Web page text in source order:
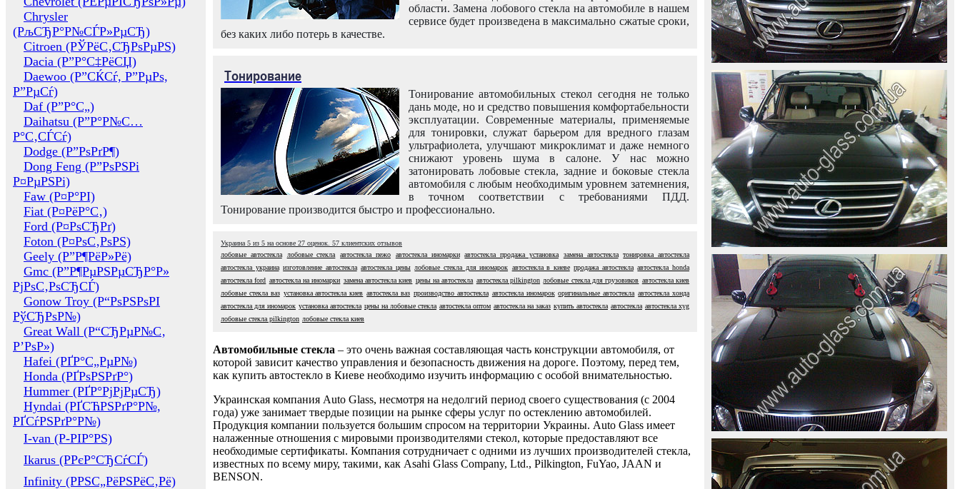
Chrysler
(РљСЂР°Р№СЃР»РµСЂ)
Citroen (РЎРёС‚СЂРѕРµРЅ)
Dacia (Р”Р°С‡РёСЏ)
Daewoo (Р”СЌСѓ, Р”РµРѕ,
Р”РµСѓ)
Daf (Р”Р°С„)
Daihatsu (Р”Р°Р№С…
Р°С‚СЃСѓ)
Dodge (Р”РѕРґР¶)
Dong Feng (Р”РѕРЅРі
Р¤РµРЅРі)
Faw (Р¤Р°РІ)
Fiat (Р¤РёР°С‚)
Ford (Р¤РѕСЂРґ)
Foton (Р¤РѕС‚РѕРЅ)
Geely (Р”Р¶РёР»Рё)
Gmc (Р”Р¶РµРЅРµСЂР°Р»
РјРѕС‚РѕСЂСЃ)
Gonow Troy (Р“РѕРЅРѕРІ
РўСЂРѕР№)
Great Wall (Р“СЂРµР№С‚
Р’РѕР»)
Hafei (РҐР°С„РµР№)
Honda (РҐРѕРЅРґР°)
Hummer (РҐР°РјРјРµСЂ)
Hyndai (РҐСЋРЅРґР°Р№,
РҐСѓРЅРґР°Р№)
I-van (Р-РІР°РЅ)
Ikarus (РРєР°СЂСѓСЃ)
Infinity (РРЅС„РёРЅРёС‚Рё)
области. Замена лобового стекла на автомобиле в нашем
сервисе будет произведена в максимально сжатые сроки,
без каких либо потерь в качестве.
Тонирование
Тонирование автомобильных стекол сегодня не только
дань моде, но и средство повышения комфортабельности
эксплуатации. Современные материалы, применяемые
для тонировки, служат барьером для вредного глазам
ультрафиолета, улучшают микроклимат и даже немного
снижают уровень шума в салоне. У нас можно
затонировать лобовые стекла, задние и боковые стекла
автомобиля с любым необходимым уровнем затемнения,
в точном соответствии с требованиями ПДД.
Тонирование производится быстро и профессионально.
Украина 5 из 5 на основе 27 оценок. 57 клиентских отзывов
лобовые автостекла
лобовые стекла автостекла пежо автостекла иномарки автостекла продажа установка замена автостекла
тонировка автостекла
автостекла украина изготовление автостекла автостекла цены лобовые стекла для иномарок автостекла в киеве продажа автостекла автостекла honda
автостекла ford автостекла на иномарки замена автостекла киев цены на автостекла автостекла pilkington лобовые стекла для грузовиков автостекла киев
лобовые стекла ваз установка автостекла киев автостекла ваз производство автостекла автостекла иномарок оригинальные автостекла автостекла хонда
автостекла для иномарок установка автостекла цены на лобовые стекла автостекла оптом автостекла на заказ купить автостекла автостекла автостекла xyg
лобовые стекла pilkington лобовые стекла киев
Автомобильные стекла – это очень важная составляющая часть конструкции автомобиля, от
которой зависит качество управления и безопасность движения на дороге. Поэтому, перед тем,
как купить автостекло в Киеве необходимо изучить информацию с особой внимательностью.
Украинская компания Auto Glass, несмотря на недолгий период своего существования (с 2004
года) уже занимает твердые позиции на рынке сферы услуг по остеклению автомобилей.
Продукция компании пользуется большим спросом на территории Украины. Auto Glass имеет
налаженные отношения с мировыми производителями стекол, которые предоставляют все
необходимые сертификаты. Компания сотрудничает с одними из лучших производителей стекла,
известных по всему миру, такими, как Asahi Glass Company, Ltd., Pilkington, FuYao, JAAN и
BENSON.